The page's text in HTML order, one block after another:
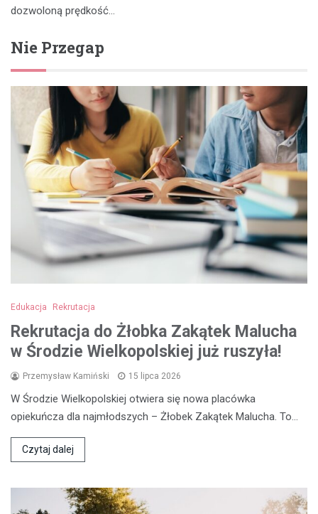
dozwoloną prędkość…
Nie Przegap
Edukacja Rekrutacja
Rekrutacja do Żłobka Zakątek Malucha
w Środzie Wielkopolskiej już ruszyła!
Przemysław Kamiński 15 lipca 2026
W Środzie Wielkopolskiej otwiera się nowa placówka
opiekuńcza dla najmłodszych – Żłobek Zakątek Malucha. To…
Czytaj dalej